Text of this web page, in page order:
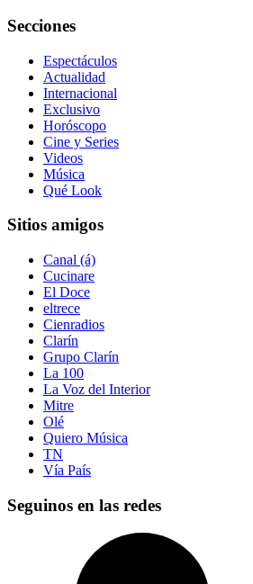
Secciones
Espectáculos
Actualidad
Internacional
Exclusivo
Horóscopo
Cine y Series
Videos
Música
Qué Look
Sitios amigos
Canal (á)
Cucinare
El Doce
eltrece
Cienradios
Clarín
Grupo Clarín
La 100
La Voz del Interior
Mitre
Olé
Quiero Música
TN
Vía País
Seguinos en las redes